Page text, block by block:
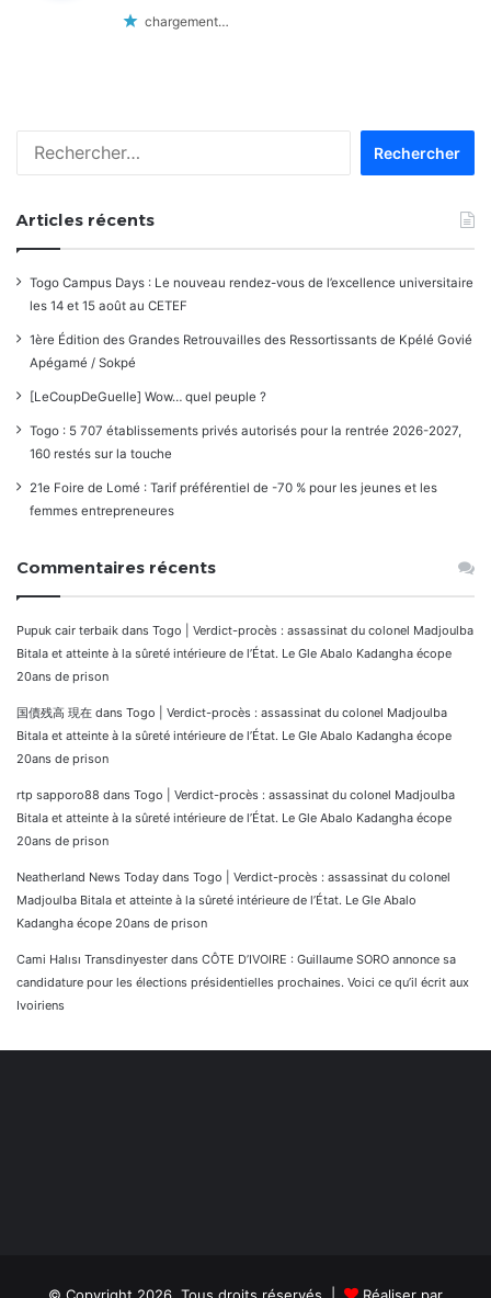
chargement…
Articles récents
Togo Campus Days : Le nouveau rendez-vous de l’excellence universitaire
les 14 et 15 août au CETEF
1ère Édition des Grandes Retrouvailles des Ressortissants de Kpélé Govié
Apégamé / Sokpé
[LeCoupDeGuelle] Wow… quel peuple ?
Togo : 5 707 établissements privés autorisés pour la rentrée 2026-2027,
160 restés sur la touche
21e Foire de Lomé : Tarif préférentiel de -70 % pour les jeunes et les
femmes entrepreneures
Commentaires récents
Pupuk cair terbaik dans Togo | Verdict-procès : assassinat du colonel Madjoulba
Bitala et atteinte à la sûreté intérieure de l’État. Le Gle Abalo Kadangha écope
20ans de prison
国債残高 現在 dans Togo | Verdict-procès : assassinat du colonel Madjoulba
Bitala et atteinte à la sûreté intérieure de l’État. Le Gle Abalo Kadangha écope
20ans de prison
rtp sapporo88 dans Togo | Verdict-procès : assassinat du colonel Madjoulba
Bitala et atteinte à la sûreté intérieure de l’État. Le Gle Abalo Kadangha écope
20ans de prison
Neatherland News Today dans Togo | Verdict-procès : assassinat du colonel
Madjoulba Bitala et atteinte à la sûreté intérieure de l’État. Le Gle Abalo
Kadangha écope 20ans de prison
Cami Halısı Transdinyester dans CÔTE D’IVOIRE : Guillaume SORO annonce sa
candidature pour les élections présidentielles prochaines. Voici ce qu’il écrit aux
Ivoiriens